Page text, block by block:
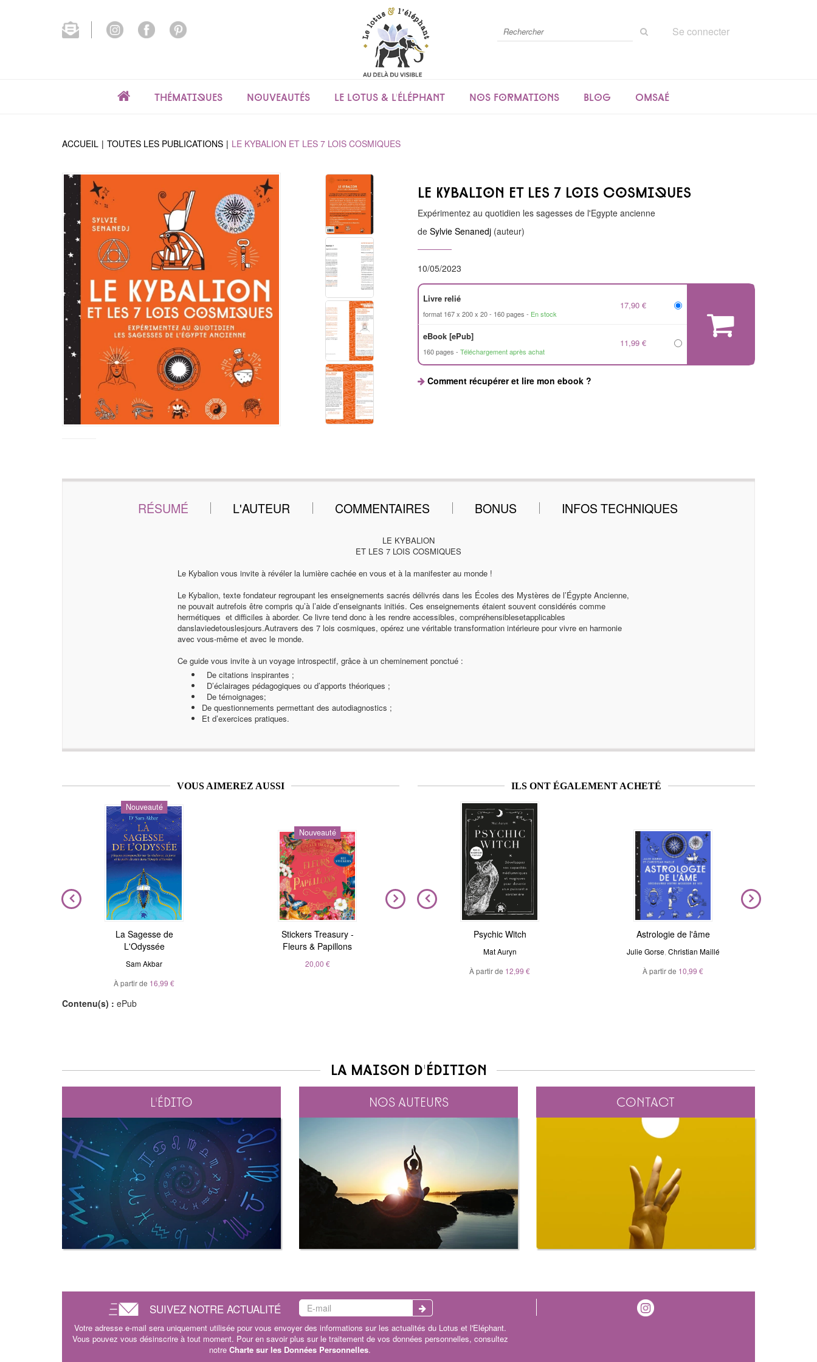
Se connecter
Thématiques Nouveautés Le lotus & l'éléphant Nos formations Blog Omsaé
ACCUEIL TOUTES LES PUBLICATIONS LE KYBALION ET LES 7 LOIS COSMIQUES
Le Kybalion et les 7 lois cosmiques
Expérimentez au quotidien les sagesses de l'Egypte ancienne
de Sylvie Senanedj (auteur)
10/05/2023
Livre relié
format 167 x 200 x 20 160 pages En stock
17,90 €
eBook [ePub]
160 pages Téléchargement après achat
11,99 €
Comment récupérer et lire mon ebook ?
RÉSUMÉ L'AUTEUR COMMENTAIRES BONUS INFOS TECHNIQUES
LE KYBALION
ET LES 7 LOIS COSMIQUES
Le Kybalion vous invite à révéler la lumière cachée en vous et à la manifester au monde !
Le Kybalion, texte fondateur regroupant les enseignements sacrés délivrés dans les Écoles des Mystères de l’Égypte Ancienne,
ne pouvait autrefois être compris qu’à l’aide d’enseignants initiés. Ces enseignements étaient souvent considérés comme
hermétiques et difficiles à aborder. Ce livre tend donc à les rendre accessibles, compréhensiblesetapplicables
danslaviedetouslesjours.Autravers des 7 lois cosmiques, opérez une véritable transformation intérieure pour vivre en harmonie
avec vous-même et avec le monde.
Ce guide vous invite à un voyage introspectif, grâce à un cheminement ponctué :
De citations inspirantes ;
D’éclairages pédagogiques ou d’apports théoriques ;
De témoignages;
De questionnements permettant des autodiagnostics ;
Et d’exercices pratiques.
VOUS AIMEREZ AUSSI
Nouveauté
La Sagesse de
L'Odyssée
Sam Akbar
À partir de 16,99 €
Nouveauté
Stickers Treasury -
Fleurs & Papillons
20,00 €
Nouveauté
Magic Stickers - Nature
André Sanchez
20,00 €
Nouveauté
Magic Stickers - Céleste
André Sanchez
20,00 €
ILS ONT ÉGALEMENT ACHETÉ
Astrologie de l'âme
Julie Gorse,Christian Maillé
Nous sommes tous
clairvoyants
Belinda Grace
Psychic Witch
Mat Auryn
À partir de 12,99 €
Astrologie de l'âme
Julie Gorse Christian Maillé
À partir de 10,99 €
Contenu(s) : ePub
La maison d'édition
L'édito Nos auteurs Contact
SUIVEZ NOTRE ACTUALITÉ
Votre adresse e-mail sera uniquement utilisée pour vous envoyer des informations sur les actualités du Lotus et l'Eléphant.
Vous pouvez vous désinscrire à tout moment. Pour en savoir plus sur le traitement de vos données personnelles, consultez
notre Charte sur les Données Personnelles.